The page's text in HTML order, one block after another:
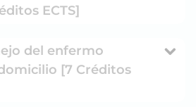
ECTS]
del enfermo
[7 Créditos